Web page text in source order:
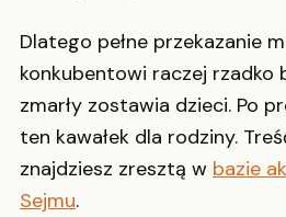
Dlatego pełne przekazanie
konkubentowi raczej rzadko
zmarły zostawia dzieci. Po
ten kawałek dla rodziny.
znajdziesz zresztą w bazie
Sejmu.